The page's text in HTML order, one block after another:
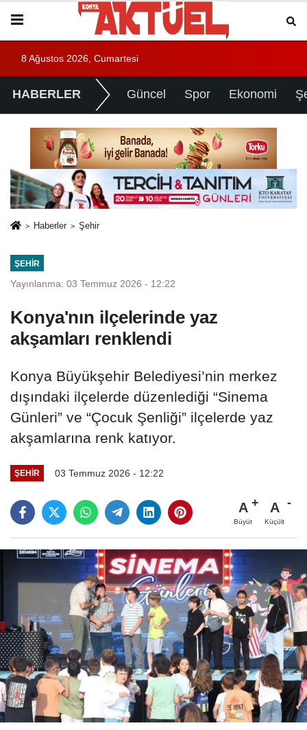
8 Ağustos 2026, Cumartesi
HABERLER Güncel Spor Ekonomi
Haberler Şehir
ŞEHIR
Yayınlanma: 03 Temmuz 2026 - 12:22
Konya'nın ilçelerinde yaz
akşamları renklendi
Konya Büyükşehir Belediyesi’nin merkez
dışındaki ilçelerde düzenlediği “Sinema
Günleri” ve “Çocuk Şenliği” ilçelerde yaz
akşamlarına renk katıyor.
ŞEHIR 03 Temmuz 2026 - 12:22
A
Büyüt
A
Küçült